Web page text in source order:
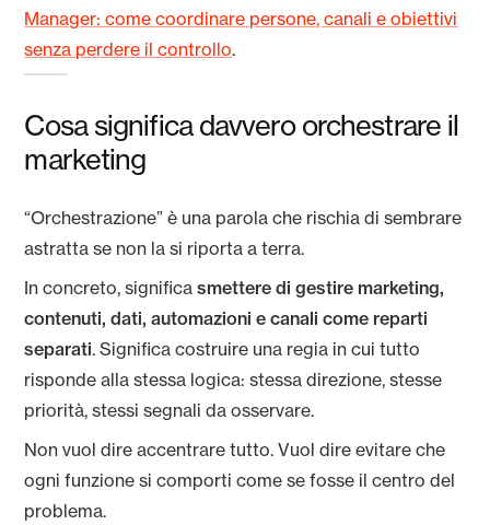
Manager: come coordinare persone, canali e obiettivi
senza perdere il controllo.
Cosa significa davvero orchestrare il
marketing
“Orchestrazione” è una parola che rischia di sembrare
astratta se non la si riporta a terra.
In concreto, significasmettere di gestire marketing,
contenuti, dati, automazioni e canali come reparti
separati. Significa costruire una regia in cui tutto
risponde alla stessa logica: stessa direzione, stesse
priorità, stessi segnali da osservare.
Non vuol dire accentrare tutto. Vuol dire evitare che
ogni funzione si comporti come se fosse il centro del
problema.